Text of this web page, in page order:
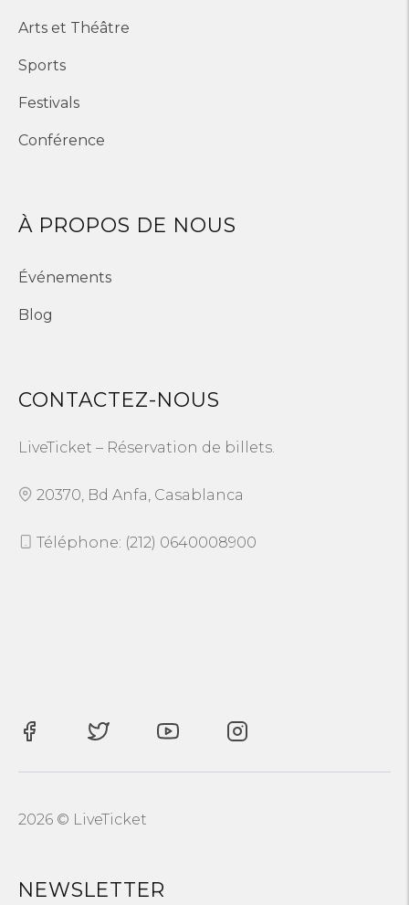
Arts et Théâtre
Sports
Festivals
Conférence
À PROPOS DE NOUS
Événements
Blog
CONTACTEZ-NOUS
LiveTicket – Réservation de billets.
20370, Bd Anfa, Casablanca
Téléphone: (212) 0640008900
2026 © LiveTicket
NEWSLETTER